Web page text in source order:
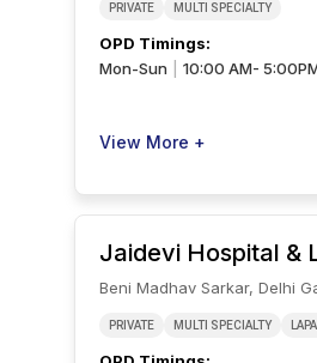
PRIVATE MULTI SPECIALTY
OPD Timings:
Mon-Sun
10:00 AM-
View More +
Jaidevi Hospital &
Beni Madhav Sarkar, Delhi
PRIVATE MULTI SPECIALTY